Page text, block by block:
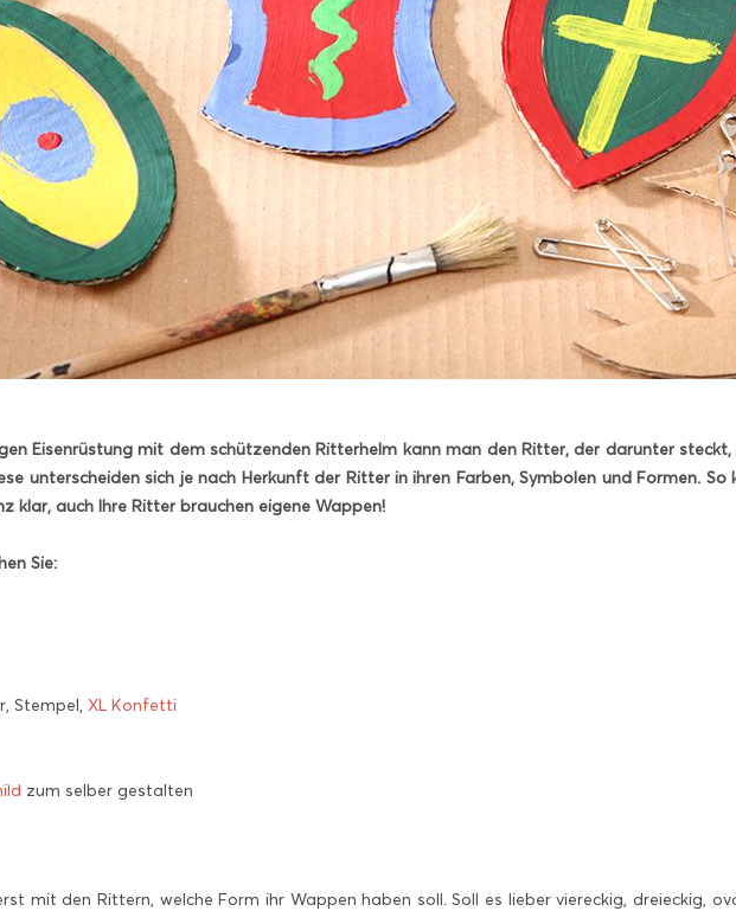
Eisenrüstung mit dem schützenden Ritterhelm kann man den Ritter, der darunter
unterscheiden sich je nach Herkunft der Ritter in ihren Farben, Symbolen und Formen.
klar, auch Ihre Ritter brauchen eigene Wappen!
Sie:
Stempel, XL Konfetti
zum selber gestalten
mit den Rittern, welche Form ihr Wappen haben soll. Soll es lieber viereckig, dreieckig,